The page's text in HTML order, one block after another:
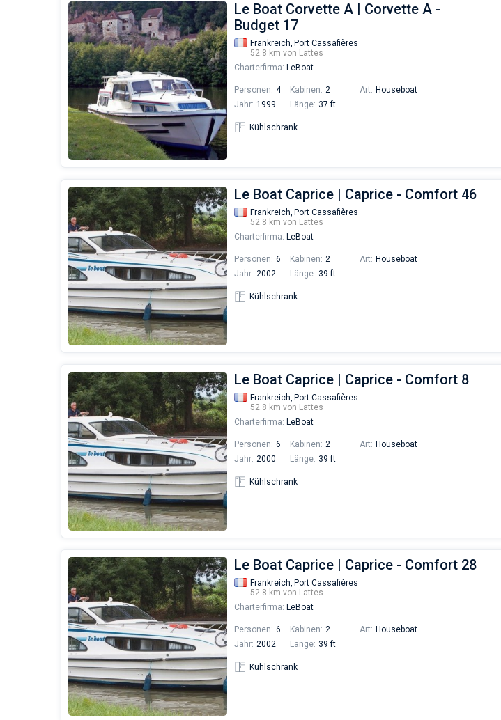
Le Boat Corvette A | Corvette A -
Budget 17
Frankreich, Port Cassafières
52.8 km von Lattes
Charterfirma: LeBoat
Personen: 4 Kabinen: 2 Art: Houseboat
Jahr: 1999 Länge: 37 ft
Kühlschrank
Le Boat Caprice | Caprice - Comfort 46
Frankreich, Port Cassafières
52.8 km von Lattes
Charterfirma: LeBoat
Personen: 6 Kabinen: 2 Art: Houseboat
Jahr: 2002 Länge: 39 ft
Kühlschrank
Le Boat Caprice | Caprice - Comfort 8
Frankreich, Port Cassafières
52.8 km von Lattes
Charterfirma: LeBoat
Personen: 6 Kabinen: 2 Art: Houseboat
Jahr: 2000 Länge: 39 ft
Kühlschrank
Le Boat Caprice | Caprice - Comfort 28
Frankreich, Port Cassafières
52.8 km von Lattes
Charterfirma: LeBoat
Personen: 6 Kabinen: 2 Art: Houseboat
Jahr: 2002 Länge: 39 ft
Kühlschrank